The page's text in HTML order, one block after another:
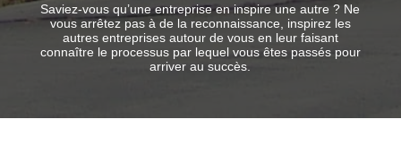
Saviez-vous qu’une entreprise en inspire une autre ? Ne
vous arrêtez pas à de la reconnaissance, inspirez les
autres entreprises autour de vous en leur faisant
connaître le processus par lequel vous êtes passés pour
arriver au succès.